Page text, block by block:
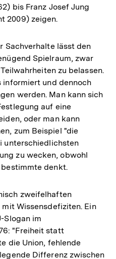
bis Franz Josef Jung
2009) zeigen.
Sachverhalte lässt den
Spielraum, zwar
zu belassen.
informiert und dennoch
werden. Man kann sich
auf eine
oder man kann
zum Beispiel "die
unterschiedlichsten
zu wecken, obwohl
denkt.
zweifelhaften
Wissensdefiziten. Ein
Slogan im
"Freiheit statt
die Union, fehlende
Differenz zwischen